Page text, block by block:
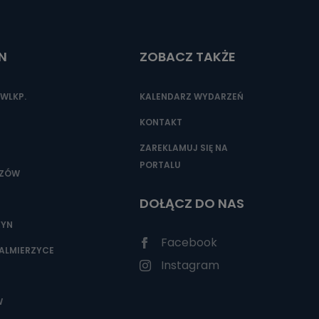
ZOBACZ TAKŻE
KALENDARZ WYDARZEŃ
KONTAKT
ZAREKLAMUJ SIĘ NA
PORTALU
DOŁĄCZ DO NAS
Facebook
Instagram